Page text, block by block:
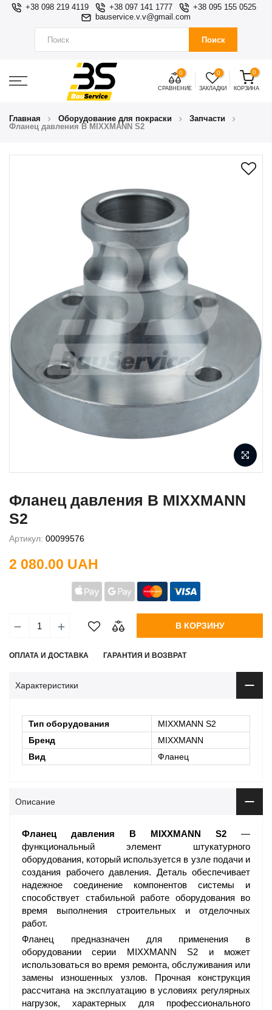
+38 098 219 4119 +38 097 141 1777
+38 095 155 0525
bauservice.v.v@gmail.com
Поиск
0
СРАВНЕНИЕ
0
ЗАКЛАДКИ
0
КОРЗИНА
Главная Оборудование для покраски
Запчасти
Фланец давления B MIXXMANN S2
Фланец давления B MIXXMANN
S2
Артикул: 00099576
2 080.00 UAH
В КОРЗИНУ
ОПЛАТА И ДОСТАВКА ГАРАНТИЯ И ВОЗВРАТ
Характеристики
Тип оборудования
MIXXMANN S2
Бренд
MIXXMANN
Вид
Фланец
Описание
Фланец давления B MIXXMANN S2 —
функциональный элемент штукатурного
оборудования, который используется в узле подачи и
создания рабочего давления. Деталь обеспечивает
надежное соединение компонентов системы и
способствует стабильной работе оборудования во
время выполнения строительных и отделочных
работ.
Фланец предназначен для применения в
оборудовании серии MIXXMANN S2 и может
использоваться во время ремонта, обслуживания или
замены изношенных узлов. Прочная конструкция
рассчитана на эксплуатацию в условиях регулярных
нагрузок, характерных для профессионального